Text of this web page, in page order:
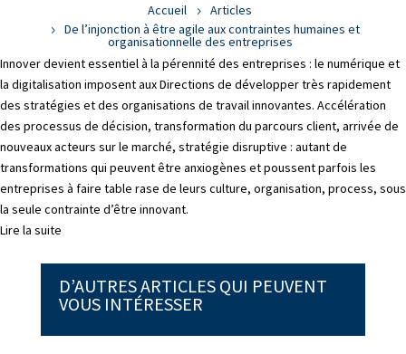
Accueil
Articles
De l’injonction à être agile aux contraintes humaines et
organisationnelle des entreprises
Innover devient essentiel à la pérennité des entreprises : le numérique et
la digitalisation imposent aux Directions de développer très rapidement
des stratégies et des organisations de travail innovantes. Accélération
des processus de décision, transformation du parcours client, arrivée de
nouveaux acteurs sur le marché, stratégie disruptive : autant de
transformations qui peuvent être anxiogènes et poussent parfois les
entreprises à faire table rase de leurs culture, organisation, process, sous
la seule contrainte d’être innovant.
Lire la suite
D’AUTRES ARTICLES QUI PEUVENT
VOUS INTÉRESSER